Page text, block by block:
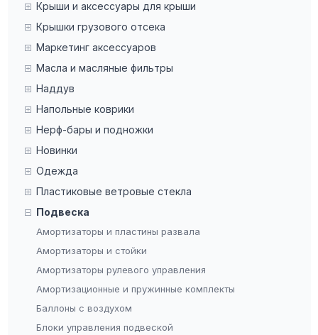
PRP Seats (49)
QA1 (232)
Rancho (8)
Ridetech (19)
Rock Krawler (9)
RockJock (249)
RS-R (1)
Skyjacker (82)
SPL Parts (110)
Superlift (11)
Tein (17)
Tuff Country (46)
UMI Performance (98)
Wehrli (100)
Whiteline (26)
Крыши и аксессуары для крыши
Крышки грузового отсека
Маркетинг аксессуаров
Масла и масляные фильтры
Наддув
Напольные коврики
Нерф-бары и подножки
Новинки
Одежда
Пластиковые ветровые стекла
Подвеска
Амортизаторы и пластины развала
Амортизаторы и стойки
Амортизаторы рулевого управления
Амортизационные и пружинные комплекты
Баллоны с воздухом
Блоки управления подвеской